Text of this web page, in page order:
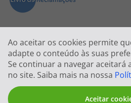
Ao aceitar os cookies permite
adapte o conteúdo às suas
Se continuar a navegar aceitará
no site. Saiba mais na nossa
Aceitar
2026 © Todos os direitos reservados:Top